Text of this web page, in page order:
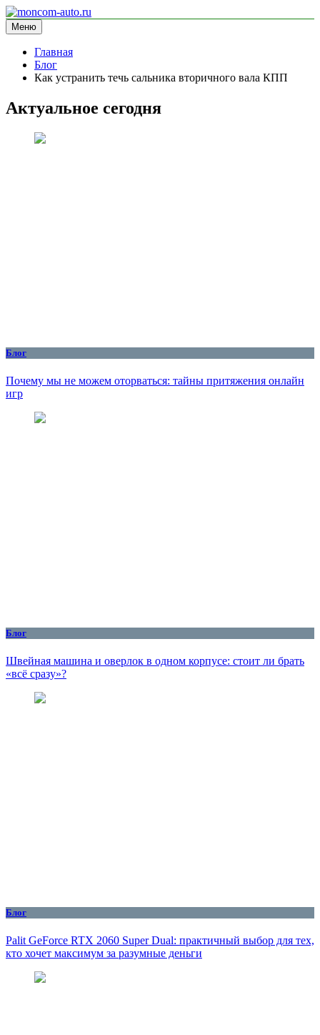
Перейти
к
содержимому
moncom-auto.ru
блог про автомобили
Меню
Главная
Блог
Как устранить течь сальника вторичного вала КПП
Актуальное сегодня
Блог
Почему мы не можем оторваться: тайны притяжения онлайн
игр
Блог
Швейная машина и оверлок в одном корпусе: стоит ли брать
«всё сразу»?
Блог
Palit GeForce RTX 2060 Super Dual: практичный выбор для тех,
кто хочет максимум за разумные деньги